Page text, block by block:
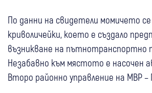
По данни на свидетели момичето
криволичейки, което е създало
възникване на пътнотранспортно
Незабавно към мястото е насочен
Второ районно управление на МВР –